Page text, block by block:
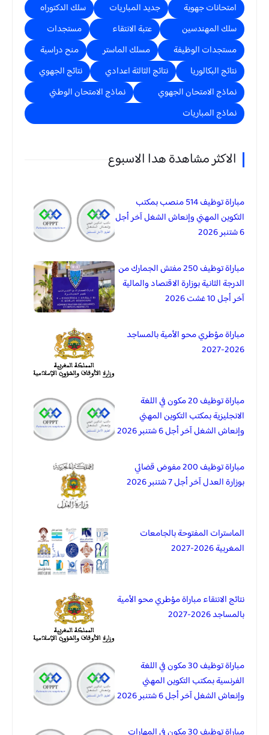
امتحانات جهوية
جديد المباريات
سلك الدكتوراه
سلك المهندسين
عتبة الانتقاء
مستجدات
مستجدات الوظيفة
مسلك الماستر
منح دراسية
نتائج البكالوريا
نتائج الثالثة اعدادي
نتائج الجهوي
نماذج الامتحان الجهوي
نماذج الامتحان الوطني
نماذج المباريات
الاكثر مشاهدة هدا الاسبوع
مباراة توظيف 514 منصب بمكتب
التكوين المهني وإنعاش الشغل آخر أجل
6 شتنبر 2026
مباراة توظيف 250 مفتش الجمارك من
الدرجة الثانية بوزارة الاقتصاد والمالية
آخر أجل 10 غشت 2026
مباراة مؤطري محو الأمية بالمساجد
2026-2027
مباراة توظيف 20 مكون في اللغة
الانجليزية بمكتب التكوين المهني
وإنعاش الشغل آخر أجل 6 شتنبر 2026
مباراة توظيف 200 مفوض قضائي
بوزارة العدل آخر أجل 7 شتنبر 2026
الماسترات المفتوحة بالجامعات
المغربية 2026-2027
نتائج الانتقاء مباراة مؤطري محو الأمية
بالمساجد 2026-2027
مباراة توظيف 30 مكون في اللغة
الفرنسية بمكتب التكوين المهني
وإنعاش الشغل آخر أجل 6 شتنبر 2026